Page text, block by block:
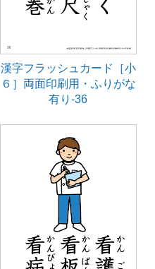
漢字フラッシュカード［小
６］両面印刷用・ふりがな
有り-36